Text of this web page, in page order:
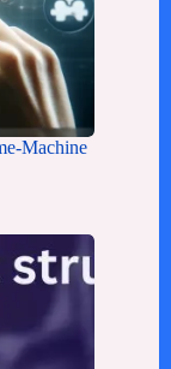
Machine